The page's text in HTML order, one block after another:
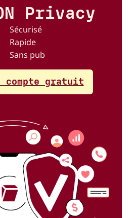
Privacy
Sécurisé
Rapide
Sans pub
compte gratuit